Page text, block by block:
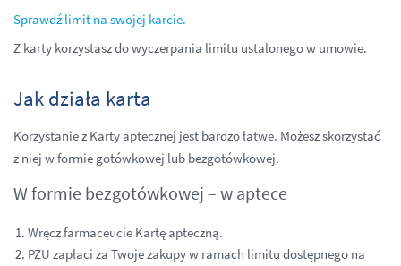
Sprawdź limit na swojej karcie.
Z karty korzystasz do wyczerpania limitu ustalonego w umowie.
Jak działa karta
Korzystanie z Karty aptecznej jest bardzo łatwe. Możesz skorzystać
z niej w formie gotówkowej lub bezgotówkowej.
W formie bezgotówkowej – w aptece
Wręcz farmaceucie Kartę apteczną.
PZU zapłaci za Twoje zakupy w ramach limitu dostępnego na